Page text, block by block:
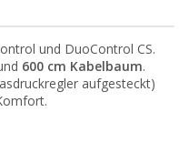
und DuoControl CS.
600 cm Kabelbaum.
aufgesteckt)